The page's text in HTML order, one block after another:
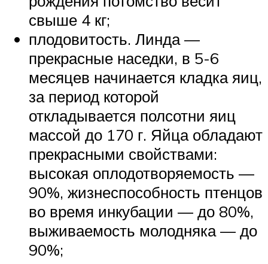
свыше 4 кг;
плодовитость. Линда —
прекрасные наседки, в 5-6
месяцев начинается кладка яиц,
за период которой
откладывается полсотни яиц
массой до 170 г. Яйца обладают
прекрасными свойствами:
высокая оплодотворяемость —
90%, жизнеспособность птенцов
во время инкубации — до 80%,
выживаемость молодняка — до
90%;